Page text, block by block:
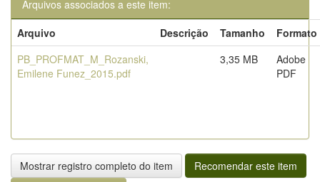
Arquivos associados a este item:
Arquivo
Descrição Tamanho
Formato
PB_PROFMAT_M_Rozanski,
Emilene Funez_2015.pdf
3,35 MB
Adobe
PDF
Mostrar registro completo do item
Recomendar este item